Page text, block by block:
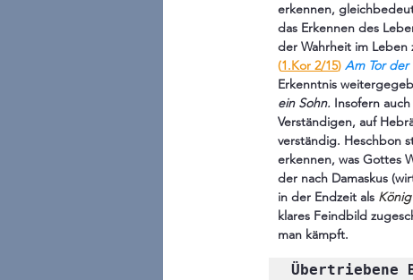
erkennen,
das Erkennen des
der Wahrheit im
(1.Kor 2/15) Am Tor der
Erkenntnis
ein Sohn. Insofern
Verständigen, auf
verständig. Heschbon
erkennen, was Gottes
der nach Damaskus
in der Endzeit als
klares Feindbild
man kämpft.